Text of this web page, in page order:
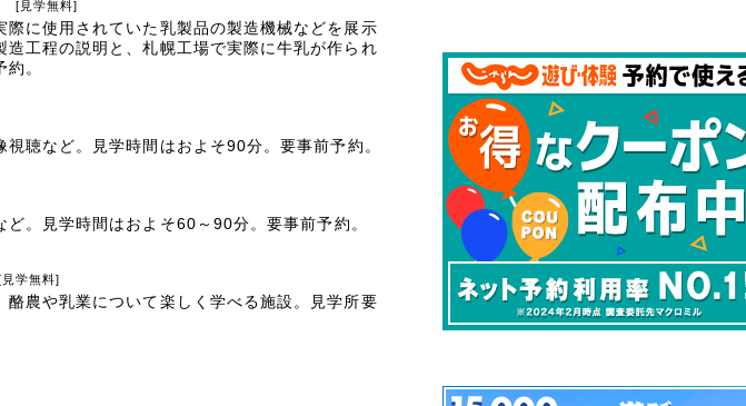
[見学無料]
に使用されていた乳製品の製造機械などを展示
工程の説明と、札幌工場で実際に牛乳が作られ
。
聴など。見学時間はおよそ90分。要事前予約。
。見学時間はおよそ60～90分。要事前予約。
学無料]
農や乳業について楽しく学べる施設。見学所要